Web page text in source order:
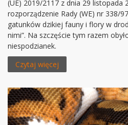
(UE) 2019/2117 z dnia 29 listopada
rozporządzenie Rady (WE) nr 338/
gatunków dzikiej fauny i flory w
nimi”. Na szczęście tym razem
niespodzianek.
Czytaj więcej